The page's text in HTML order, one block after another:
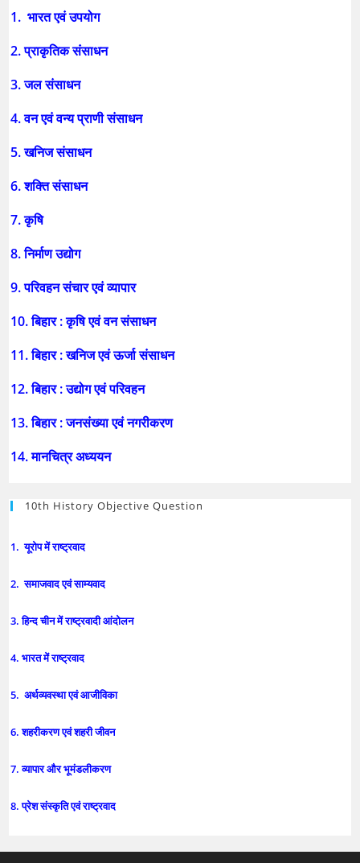
1. भारत एवं उपयोग
2. प्राकृतिक संसाधन
3. जल संसाधन
4. वन एवं वन्य प्राणी संसाधन
5. खनिज संसाधन
6. शक्ति संसाधन
7. कृषि
8. निर्माण उद्योग
9. परिवहन संचार एवं व्यापार
10. बिहार : कृषि एवं वन संसाधन
11. बिहार : खनिज एवं ऊर्जा संसाधन
12. बिहार : उद्योग एवं परिवहन
13. बिहार : जनसंख्या एवं नगरीकरण
14. मानचित्र अध्ययन
10th History Objective Question
1. यूरोप में राष्ट्रवाद
2. समाजवाद एवं साम्यवाद
3. हिन्द चीन में राष्ट्रवादी आंदोलन
4. भारत में राष्ट्रवाद
5. अर्थव्यवस्था एवं आजीविका
6. शहरीकरण एवं शहरी जीवन
7. व्यापार और भूमंडलीकरण
8. प्रेश संस्कृति एवं राष्ट्रवाद